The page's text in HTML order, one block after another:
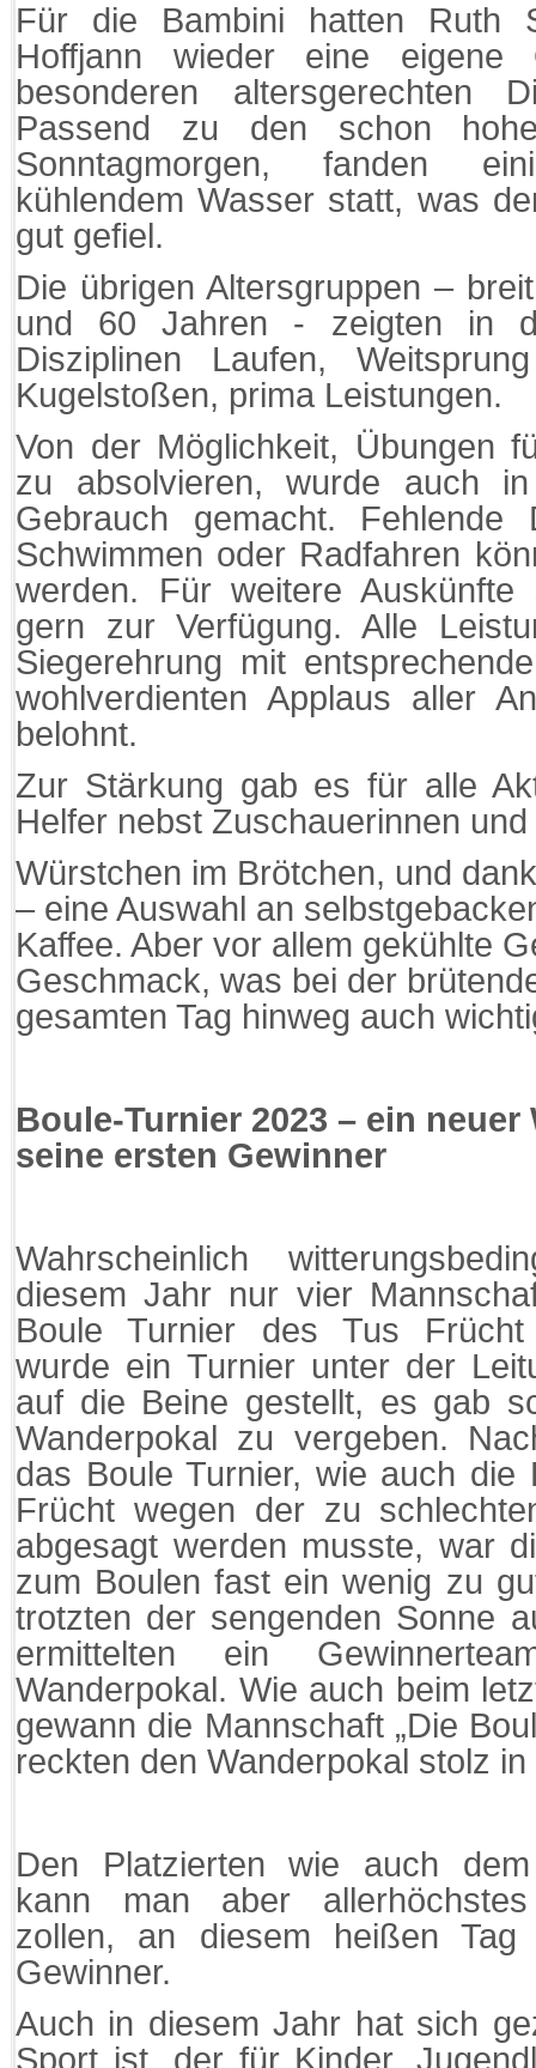
Für die Bambini hatten Ruth
Hoffjann wieder eine eigene
besonderen altersgerechten
Passend zu den schon
Sonntagmorgen, fanden
kühlendem Wasser statt, was
gut
Die übrigen Altersgruppen –
und 60 Jahren - zeigten in
Disziplinen Laufen,
Kugelstoßen, prima Leistungen.
Von der Möglichkeit, Übungen
zu absolvieren, wurde auch
Gebrauch gemacht.
Schwimmen oder Radfahren
werden. Für weitere Auskünfte
gern zur Verfügung. Alle
Siegerehrung mit
wohlverdienten Applaus aller
belohnt.
Zur Stärkung gab es für alle
Helfer nebst Zuschauerinnen
Würstchen im Brötchen, und
– eine Auswahl an
Kaffee. Aber vor allem gekühlte
Geschmack, was bei der
gesamten Tag hinweg auch
Boule-Turnier 2023 – ein
seine ersten Gewinner
Wahrscheinlich
diesem Jahr nur vier
Boule Turnier des Tus Frücht
wurde ein Turnier unter der
auf die Beine gestellt, es gab
Wanderpokal zu vergeben.
das Boule Turnier, wie auch die
Frücht wegen der zu
abgesagt werden musste, war
zum Boulen fast ein wenig zu
trotzten der sengenden Sonne
ermittelten ein
Wanderpokal. Wie auch beim
gewann die Mannschaft „Die
reckten den Wanderpokal stolz in
Den Platzierten wie auch
kann man aber allerhöchstes
zollen, an diesem heißen Tag
Gewinner.
Auch in diesem Jahr hat sich
Sport ist, der für Kinder,